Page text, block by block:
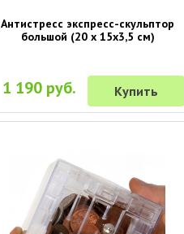
Антистресс экспресс-скульптор
большой (20 х 15х3,5 см)
1 190 руб. Купить